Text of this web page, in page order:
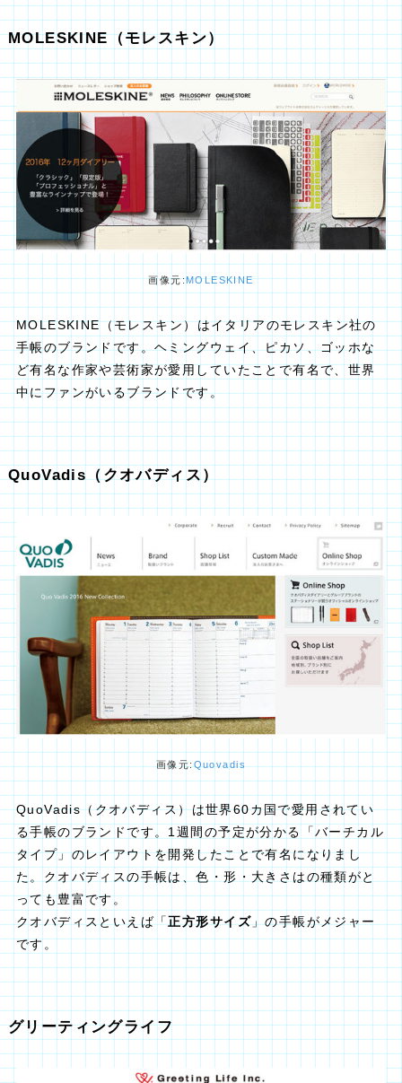
MOLESKINE（モレスキン）
画像元:MOLESKINE
MOLESKINE（モレスキン）はイタリアのモレスキン社の
手帳のブランドです。ヘミングウェイ、ピカソ、ゴッホな
ど有名な作家や芸術家が愛用していたことで有名で、世界
中にファンがいるブランドです。
QuoVadis（クオバディス）
画像元:Quovadis
QuoVadis（クオバディス）は世界60カ国で愛用されてい
る手帳のブランドです。1週間の予定が分かる「バーチカル
タイプ」のレイアウトを開発したことで有名になりまし
た。クオバディスの手帳は、色・形・大きさはの種類がと
っても豊富です。
クオバディスといえば「正方形サイズ」の手帳がメジャー
です。
グリーティングライフ